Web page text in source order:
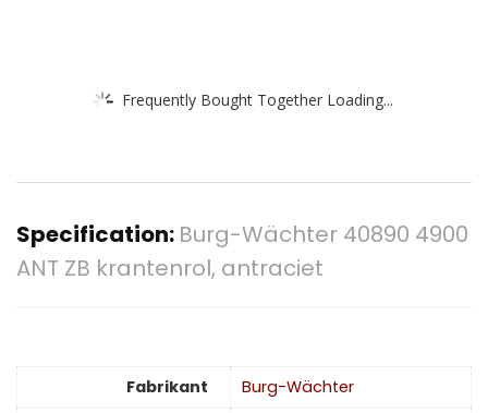
Frequently Bought Together Loading...
Specification: Burg-Wächter 40890 4900
ANT ZB krantenrol, antraciet
Fabrikant
‎Burg-Wächter